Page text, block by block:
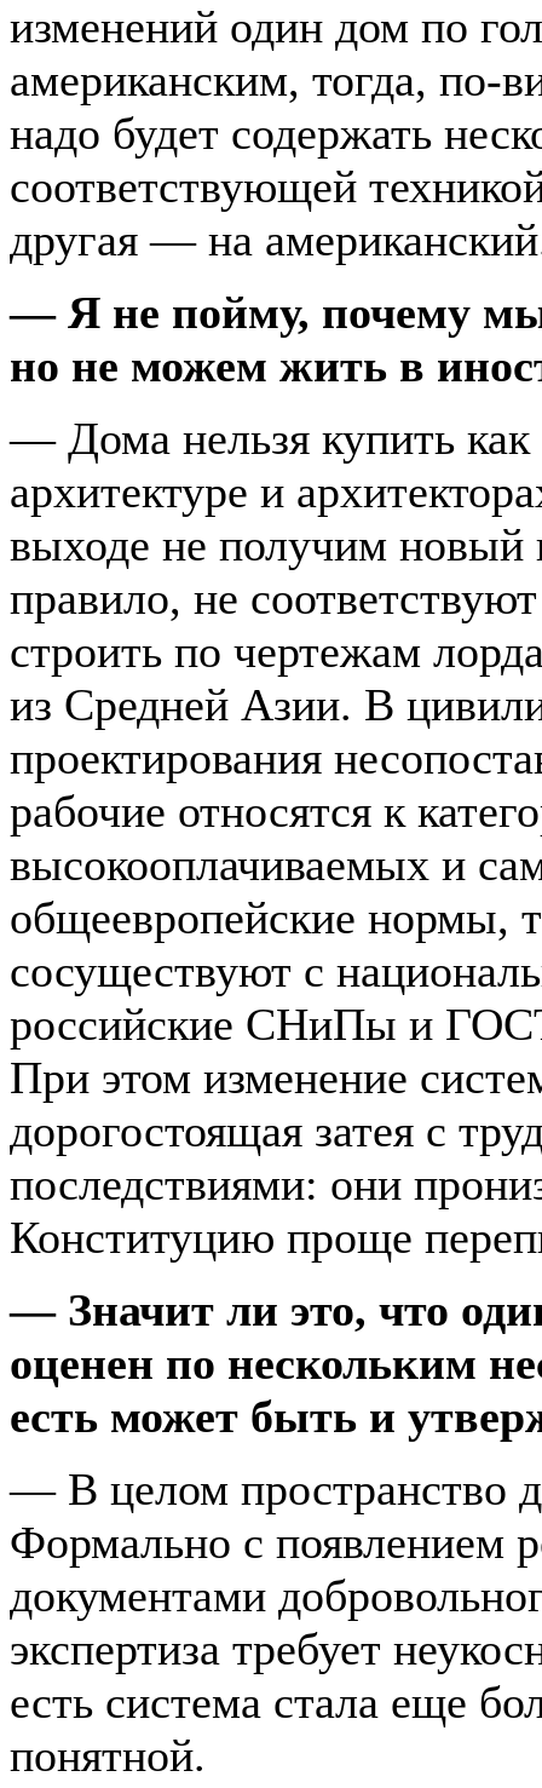
изменений один дом по
американским, тогда,
надо будет содержать
соответствующей
другая — на
— Я не пойму, почему
но не можем жить в
— Дома нельзя купить
архитектуре и
выходе не получим новый
правило, не
строить по чертежам
из Средней Азии. В
проектирования
рабочие относятся к
высокооплачиваемых и
общеевропейские нормы,
сосуществуют с
российские СНиПы и
При этом изменение
дорогостоящая затея с
последствиями: они
Конституцию проще
— Значит ли это, что
оценен по нескольким
есть может быть и
— В целом пространство
Формально с появлением
документами
экспертиза требует
есть система стала еще
понятной.